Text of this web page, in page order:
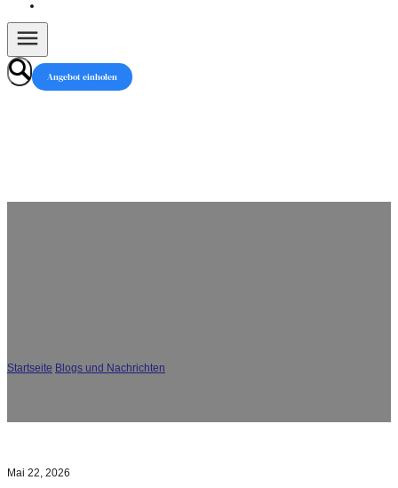
Angebot einholen
Startseite Blogs und Nachrichten
Mai 22, 2026